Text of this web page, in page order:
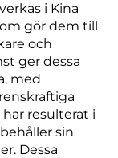
i Kina
gör dem till
och
ger dessa
med
resulterat i
sin
Dessa